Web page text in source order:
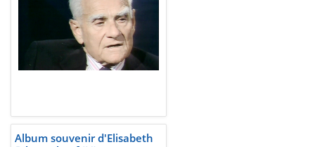
Album souvenir d'Elisabeth